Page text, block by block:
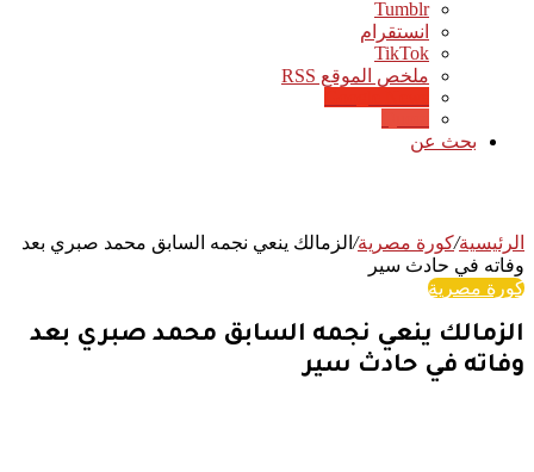
انستقرام
‫TikTok
ملخص الموقع RSS
بحث عن
الرئيسية/كورة مصرية/ الزمالك ينعي نجمه السابق محمد صبري بعد
وفاته في حادث سير
كورة مصرية
الزمالك ينعي نجمه السابق محمد صبري بعد
وفاته في حادث سير